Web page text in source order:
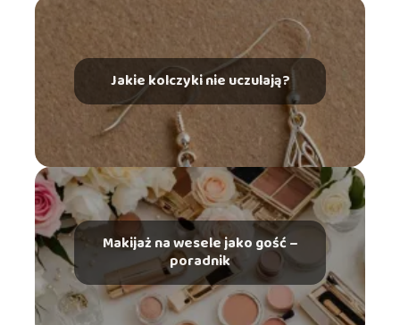
Jakie kolczyki nie uczulają?
Makijaż na wesele jako gość –
poradnik